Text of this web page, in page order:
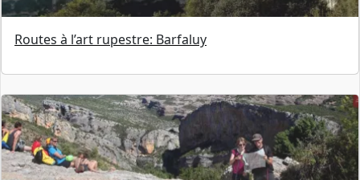
Routes à l’art rupestre: Barfaluy